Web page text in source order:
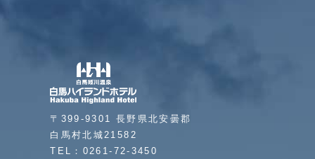
〒399-9301 長野県北安曇郡
白馬村北城21582
TEL：0261-72-3450